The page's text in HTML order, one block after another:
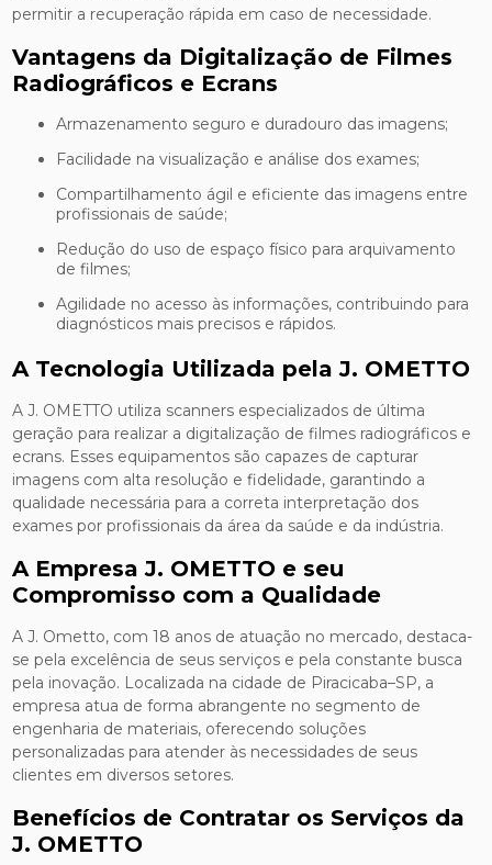
permitir a recuperação rápida em caso de necessidade.
Vantagens da Digitalização de Filmes
Radiográficos e Ecrans
Armazenamento seguro e duradouro das imagens;
Facilidade na visualização e análise dos exames;
Compartilhamento ágil e eficiente das imagens entre
profissionais de saúde;
Redução do uso de espaço físico para arquivamento
de filmes;
Agilidade no acesso às informações, contribuindo para
diagnósticos mais precisos e rápidos.
A Tecnologia Utilizada pela J. OMETTO
A J. OMETTO utiliza scanners especializados de última
geração para realizar a digitalização de filmes radiográficos e
ecrans. Esses equipamentos são capazes de capturar
imagens com alta resolução e fidelidade, garantindo a
qualidade necessária para a correta interpretação dos
exames por profissionais da área da saúde e da indústria.
A Empresa J. OMETTO e seu
Compromisso com a Qualidade
A J. Ometto, com 18 anos de atuação no mercado, destaca-
se pela excelência de seus serviços e pela constante busca
pela inovação. Localizada na cidade de Piracicaba–SP, a
empresa atua de forma abrangente no segmento de
engenharia de materiais, oferecendo soluções
personalizadas para atender às necessidades de seus
clientes em diversos setores.
Benefícios de Contratar os Serviços da
J. OMETTO